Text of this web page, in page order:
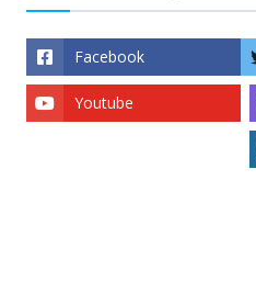
Facebook
Youtube